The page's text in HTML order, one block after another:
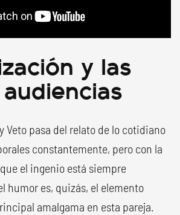
y las
Veto pasa del relato de lo cotidiano
constantemente, pero con la
el ingenio está siempre
humor es, quizás, el elemento
amalgama en esta pareja.